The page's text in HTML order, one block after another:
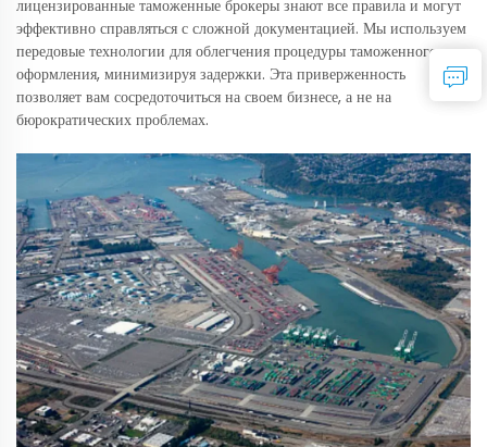
лицензированные таможенные брокеры знают все правила и могут
эффективно справляться с сложной документацией. Мы используем
передовые технологии для облегчения процедуры таможенного
оформления, минимизируя задержки. Эта приверженность
позволяет вам сосредоточиться на своем бизнесе, а не на
бюрократических проблемах.